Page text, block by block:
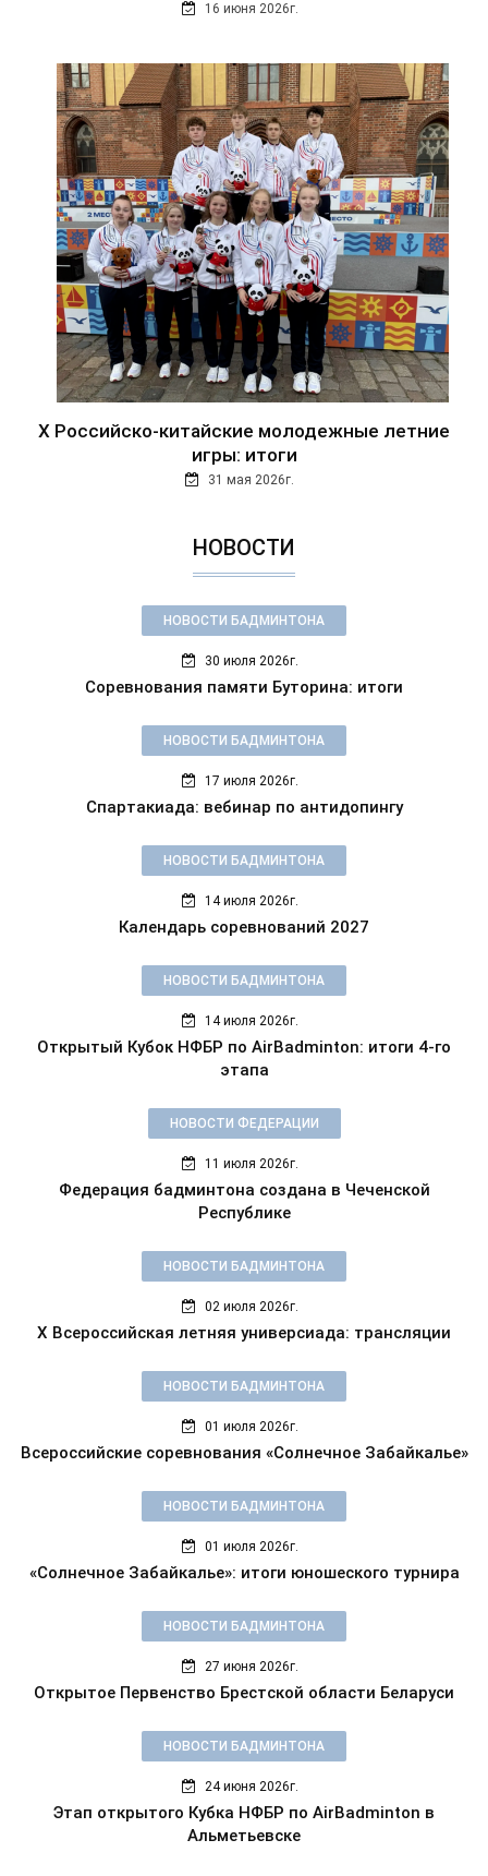
16 июня 2026г.
Х Российско-китайские молодежные летние
игры: итоги
31 мая 2026г.
НОВОСТИ
НОВОСТИ БАДМИНТОНА
30 июля 2026г.
Соревнования памяти Буторина: итоги
НОВОСТИ БАДМИНТОНА
17 июля 2026г.
Спартакиада: вебинар по антидопингу
НОВОСТИ БАДМИНТОНА
14 июля 2026г.
Календарь соревнований 2027
НОВОСТИ БАДМИНТОНА
14 июля 2026г.
Открытый Кубок НФБР по AirBadminton: итоги 4-го
этапа
НОВОСТИ ФЕДЕРАЦИИ
11 июля 2026г.
Федерация бадминтона создана в Чеченской
Республике
НОВОСТИ БАДМИНТОНА
02 июля 2026г.
X Всероссийская летняя универсиада: трансляции
НОВОСТИ БАДМИНТОНА
01 июля 2026г.
Всероссийские соревнования «Солнечное Забайкалье»
НОВОСТИ БАДМИНТОНА
01 июля 2026г.
«Солнечное Забайкалье»: итоги юношеского турнира
НОВОСТИ БАДМИНТОНА
27 июня 2026г.
Открытое Первенство Брестской области Беларуси
НОВОСТИ БАДМИНТОНА
24 июня 2026г.
Этап открытого Кубка НФБР по AirBadminton в
Альметьевске